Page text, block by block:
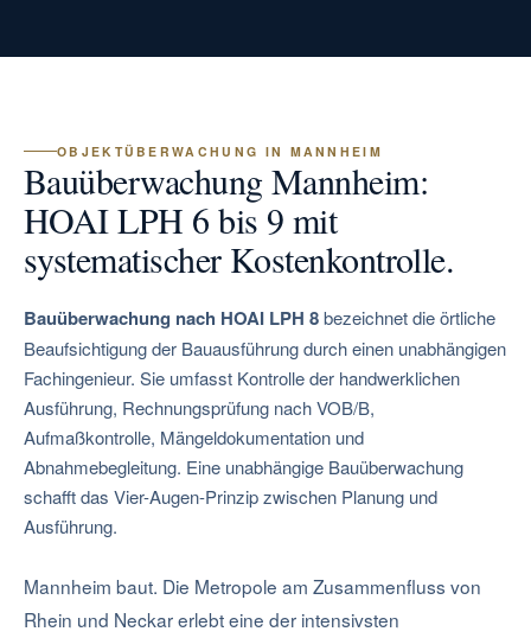
OBJEKTÜBERWACHUNG IN MANNHEIM
Bauüberwachung Mannheim:
HOAI LPH 6 bis 9 mit
systematischer Kostenkontrolle.
Bauüberwachung nach HOAI LPH 8bezeichnet die örtliche
Beaufsichtigung der Bauausführung durch einen unabhängigen
Fachingenieur. Sie umfasst Kontrolle der handwerklichen
Ausführung, Rechnungsprüfung nach VOB/B,
Aufmaßkontrolle, Mängeldokumentation und
Abnahmebegleitung. Eine unabhängige Bauüberwachung
schafft das Vier-Augen-Prinzip zwischen Planung und
Ausführung.
Mannheim baut. Die Metropole am Zusammenfluss von
Rhein und Neckar erlebt eine der intensivsten